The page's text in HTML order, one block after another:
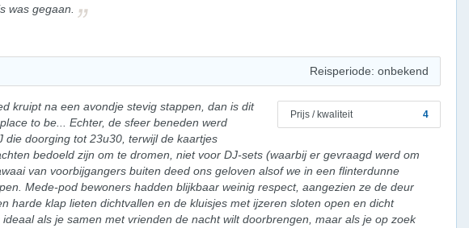
was gegaan.
Reisperiode: onbekend
Prijs / kwaliteit 4
kruipt na een avondje stevig stappen, dan is dit
to be... Echter, de sfeer beneden werd
die doorging tot 23u30, terwijl de kaartjes
bedoeld zijn om te dromen, niet voor DJ-sets (waarbij er gevraagd werd om
van voorbijgangers buiten deed ons geloven alsof we in een flinterdunne
Mede-pod bewoners hadden blijkbaar weinig respect, aangezien ze de deur
harde klap lieten dichtvallen en de kluisjes met ijzeren sloten open en dicht
als je samen met vrienden de nacht wilt doorbrengen, maar als je op zoek